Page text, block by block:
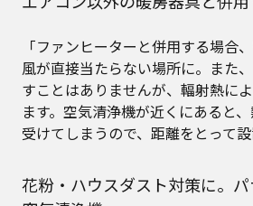
「ファンヒーターと併用する場合
風が直接当たらない場所に。また
すことはありませんが、輻射熱に
ます。空気清浄機が近くにあると
受けてしまうので、距離をとって設
花粉・ハウスダスト対策に。